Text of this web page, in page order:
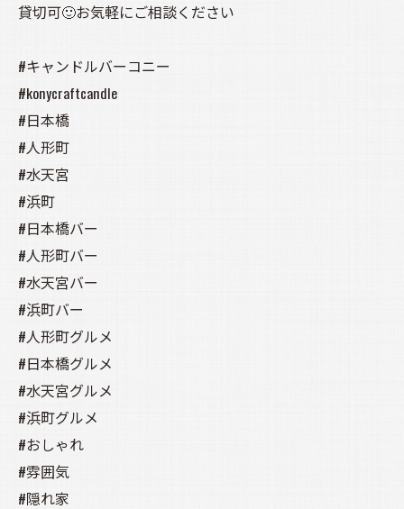
貸切可🙂お気軽にご相談ください
#キャンドルバーコニー
#konycraftcandle
#日本橋
#人形町
#水天宮
#浜町
#日本橋バー
#人形町バー
#水天宮バー
#浜町バー
#人形町グルメ
#日本橋グルメ
#水天宮グルメ
#浜町グルメ
#おしゃれ
#雰囲気
#隠れ家